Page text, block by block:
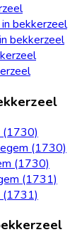
bekkerzeel
bekkerzeel
(1730)
(1730)
(1730)
(1731)
(1731)